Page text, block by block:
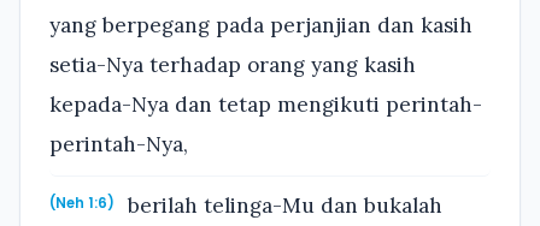
yang berpegang pada perjanjian dan kasih
setia-Nya terhadap orang yang kasih
kepada-Nya dan tetap mengikuti perintah-
perintah-Nya,
(Neh 1:6)
berilah telinga-Mu dan bukalah